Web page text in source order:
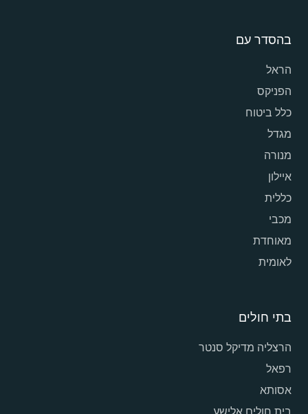
בהסדר עם
הראל
הפניקס
כלל ביטוח
מגדל
מנורה
איילון
כללית
מכבי
מאוחדת
לאומית
בתי חולים
הרצליה מדיקל סנטר
רפאל
אסותא
בית חולים אלישע